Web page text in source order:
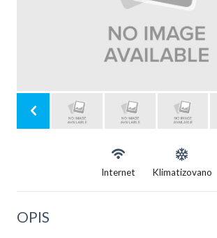
Internet Klimatizovano
OPIS